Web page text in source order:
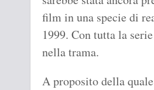
film in una specie di
1999. Con tutta la
nella trama.
A proposito della